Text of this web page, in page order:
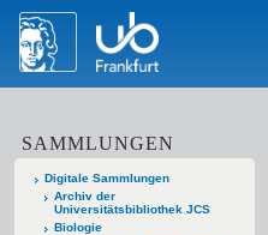
SAMMLUNGEN
Digitale Sammlungen
Archiv der
Universitätsbibliothek JCS
Biologie